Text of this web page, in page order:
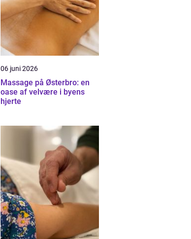
06 juni 2026
Massage på Østerbro: en
oase af velvære i byens
hjerte